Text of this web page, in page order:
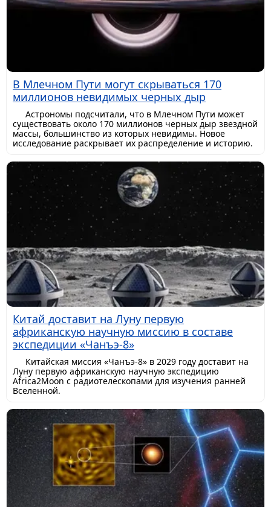
В Млечном Пути могут скрываться 170
миллионов невидимых черных дыр
Астрономы подсчитали, что в Млечном Пути может
существовать около 170 миллионов черных дыр звездной
массы, большинство из которых невидимы. Новое
исследование раскрывает их распределение и историю.
Китай доставит на Луну первую
африканскую научную миссию в составе
экспедиции «Чанъэ-8»
Китайская миссия «Чанъэ-8» в 2029 году доставит на
Луну первую африканскую научную экспедицию
Africa2Moon с радиотелескопами для изучения ранней
Вселенной.